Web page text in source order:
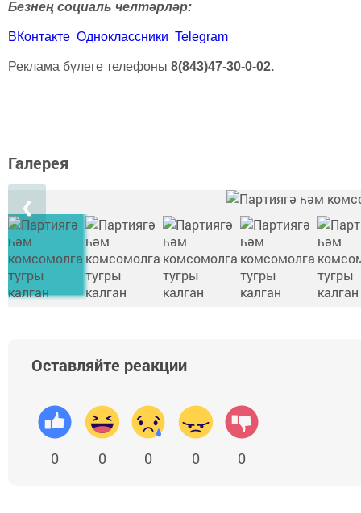
Безнең социаль челтәрләр:
ВКонтакте Одноклассники Telegram
Реклама бүлеге телефоны 8(843)47-30-0-02.
Галерея
❮
Оставляйте реакции
0 0 0 0 0